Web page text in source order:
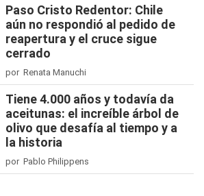
Paso Cristo Redentor: Chile
aún no respondió al pedido de
reapertura y el cruce sigue
cerrado
por Renata Manuchi
Tiene 4.000 años y todavía da
aceitunas: el increíble árbol de
olivo que desafía al tiempo y a
la historia
por Pablo Philippens